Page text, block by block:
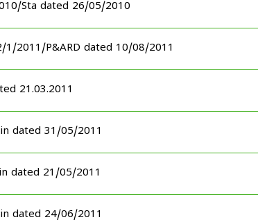
Sta dated 26/05/2010
1/2011/P&ARD dated 10/08/2011
21.03.2011
dated 31/05/2011
dated 21/05/2011
dated 24/06/2011